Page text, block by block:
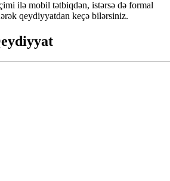
ilə mobil tətbiqdən, istərsə də formal
qeydiyyatdan keçə bilərsiniz.